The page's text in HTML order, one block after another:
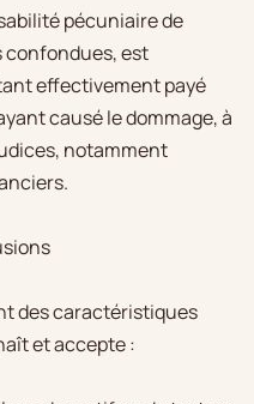
pécuniaire de
confondues, est
effectivement payé
causé le dommage, à
notamment
des caractéristiques
et accepte :